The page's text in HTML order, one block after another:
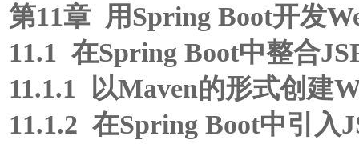
第11章 用Spring Boot开发
11.1 在Spring Boot中整合
11.1.1 以Maven的形式创建
11.1.2 在Spring Boot中引